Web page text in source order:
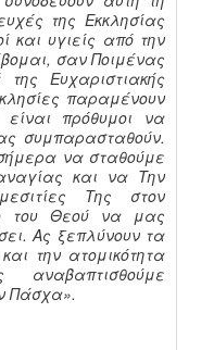
της Εκκλησίας
και υγιείς από την
σαν Ποιμένας
Ευχαριστιακής
παραμένουν
πρόθυμοι να
συμπαρασταθούν.
να σταθούμε
και να Την
Της στον
του Θεού να μας
Ας ξεπλύνουν τα
την ατομικότητα
Πάσχα».